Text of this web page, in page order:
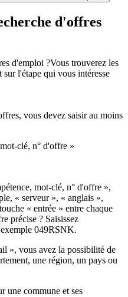
d'offres
d'emploi ?Vous trouverez les
l'étape qui vous intéresse
vous devez saisir au moins
clé, n° d'offre »
mot-clé, n° d'offre »,
« serveur », « anglais »,
« entrée » entre chaque
précise ? Saisissez
049RSNK.
», vous avez la possibilité de
une région, un pays ou
une commune et ses